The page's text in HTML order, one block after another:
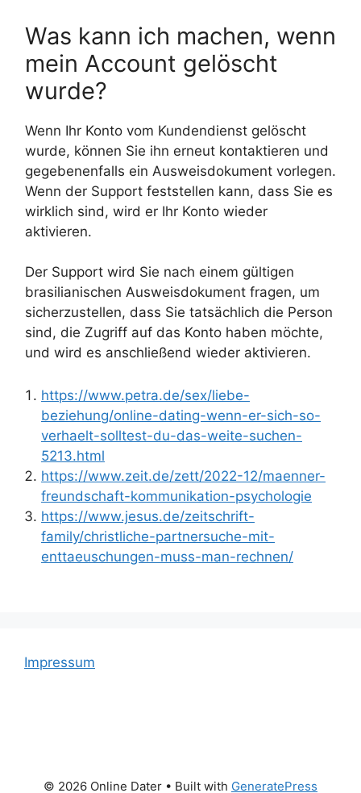
Was kann ich machen, wenn
mein Account gelöscht
wurde?
Wenn Ihr Konto vom Kundendienst gelöscht
wurde, können Sie ihn erneut kontaktieren und
gegebenenfalls ein Ausweisdokument vorlegen.
Wenn der Support feststellen kann, dass Sie es
wirklich sind, wird er Ihr Konto wieder
aktivieren.
Der Support wird Sie nach einem gültigen
brasilianischen Ausweisdokument fragen, um
sicherzustellen, dass Sie tatsächlich die Person
sind, die Zugriff auf das Konto haben möchte,
und wird es anschließend wieder aktivieren.
https://www.petra.de/sex/liebe-
beziehung/online-dating-wenn-er-sich-so-
verhaelt-solltest-du-das-weite-suchen-
5213.html
https://www.zeit.de/zett/2022-12/maenner-
freundschaft-kommunikation-psychologie
https://www.jesus.de/zeitschrift-
family/christliche-partnersuche-mit-
enttaeuschungen-muss-man-rechnen/
Impressum
© 2026 Online Dater • Built with GeneratePress